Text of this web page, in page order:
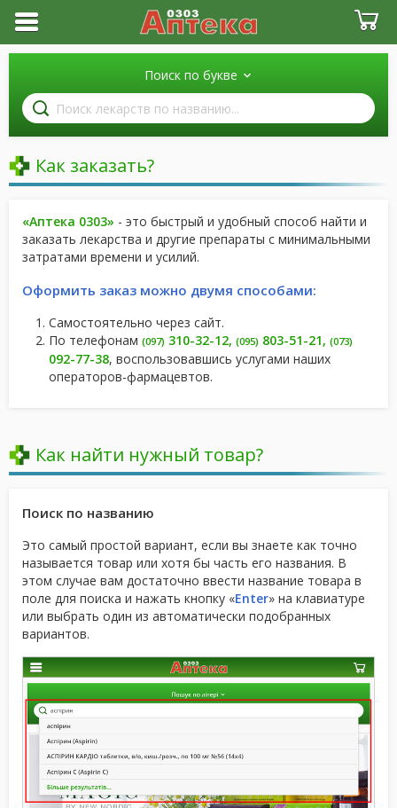
Поиск по букве
Поиск
лекарств
по
Как заказать?
«Аптека 0303» - это быстрый и удобный способ найти и
заказать лекарства и другие препараты с минимальными
затратами времени и усилий.
Оформить заказ можно двумя способами:
Самостоятельно через сайт.
По телефонам (097) 310-32-12, (095) 803-51-21, (073)
092-77-38, воспользовавшись услугами наших
операторов-фармацевтов.
Как найти нужный товар?
Поиск по названию
Это самый простой вариант, если вы знаете как точно
называется товар или хотя бы часть его названия. В
этом случае вам достаточно ввести название товара в
поле для поиска и нажать кнопку «Enter» на клавиатуре
или выбрать один из автоматически подобранных
вариантов.